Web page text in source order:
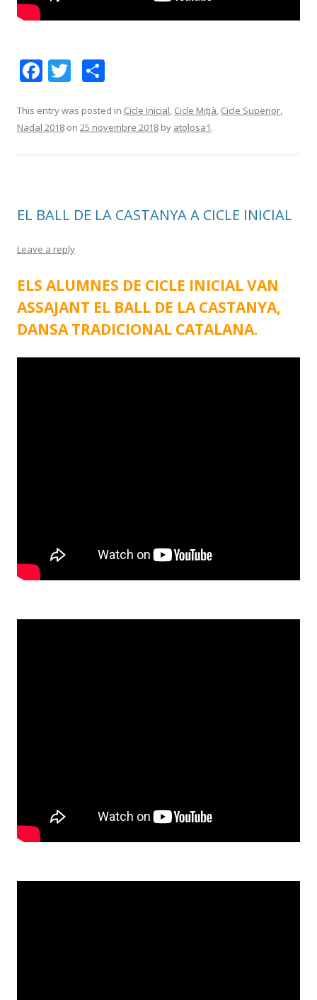
F
e
b
k
T
itt
er
m
p
ix
This entry was posted in Cicle Inicial, Cicle Mitjà, Cicle Superior,
Nadal 2018 on 25 novembre 2018 by atolosa1.
EL BALL DE LA CASTANYA A CICLE INICIAL
Leave a reply
ELS ALUMNES DE CICLE INICIAL VAN
ASSAJANT EL BALL DE LA CASTANYA,
DANSA TRADICIONAL CATALANA.